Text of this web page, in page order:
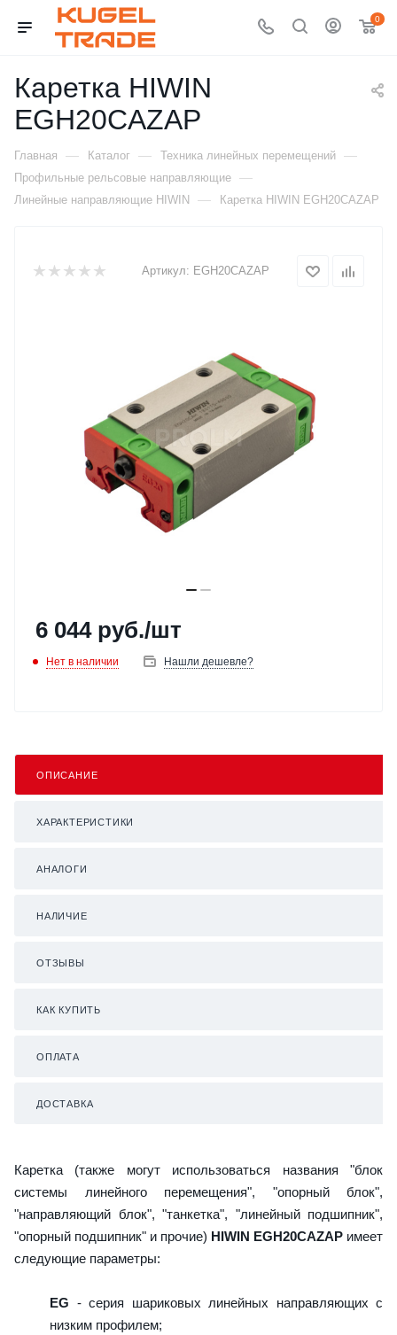
0
Каретка HIWIN
EGH20CAZAP
Главная — Каталог — Техника линейных перемещений —
Профильные рельсовые направляющие —
Линейные направляющие HIWIN — Каретка HIWIN EGH20CAZAP
Артикул: EGH20CAZAP
6 044руб./шт
Нет в наличии Нашли дешевле?
ОПИСАНИЕ
ХАРАКТЕРИСТИКИ
АНАЛОГИ
НАЛИЧИЕ
ОТЗЫВЫ
КАК КУПИТЬ
ОПЛАТА
ДОСТАВКА
Каретка (также могут использоваться названия "блок
системы линейного перемещения", "опорный блок",
"направляющий блок", "танкетка", "линейный подшипник",
"опорный подшипник" и прочие) HIWIN EGH20CAZAP имеет
следующие параметры:
EG - серия шариковых линейных направляющих с
низким профилем;